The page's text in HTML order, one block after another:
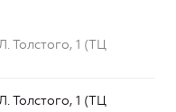
Толстого, 1 (ТЦ
Толстого, 1 (ТЦ